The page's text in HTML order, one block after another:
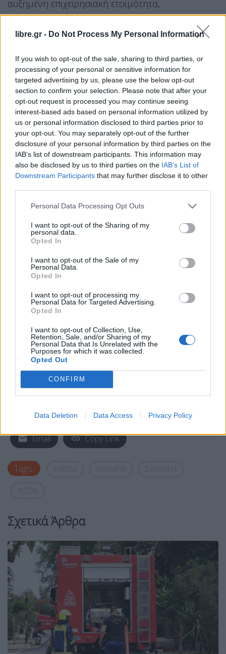
libre.gr - Do Not Process My Personal Information
If you wish to opt-out of the sale, sharing to third parties, or
processing of your personal or sensitive information for
targeted advertising by us, please use the below opt-out
section to confirm your selection. Please note that after your
opt-out request is processed you may continue seeing
interest-based ads based on personal information utilized by
us or personal information disclosed to third parties prior to
your opt-out. You may separately opt-out of the further
disclosure of your personal information by third parties on the
IAB’s list of downstream participants. This information may
also be disclosed by us to third parties on the IAB’s List of
Downstream Participants that may further disclose it to other
Personal Data Processing Opt Outs
I want to opt-out of the Sharing of my
personal data.
Opted In
I want to opt-out of the Sale of my
Personal Data.
Opted In
I want to opt-out of processing my
Personal Data for Targeted Advertising.
Opted In
I want to opt-out of Collection, Use,
Retention, Sale, and/or Sharing of my
Personal Data that Is Unrelated with the
Purposes for which it was collected.
Opted Out
CONFIRM
Data Deletion Data Access Privacy Policy
αυξημένη επιχειρησιακή ετοιμότητα,
πραγματοποιώντας συνεχείς ελέγχους και
προχωρώντας άμεσα στην απόδοση ευθυνών σε
νομοθεσίας.
Facebook Share on X Bluesky
Email Copy Link
Tags:
Σχετικά Άρθρα